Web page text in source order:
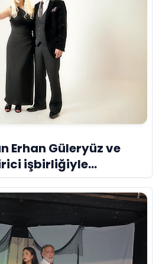
Erhan Güleryüz ve
işbirliğiyle
manifestosu: “Deliler